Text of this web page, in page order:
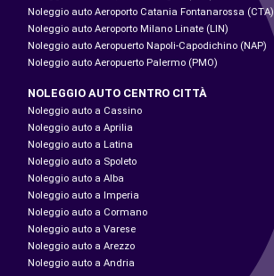
Noleggio auto Aeroporto Catania Fontanarossa (CTA)
Noleggio auto Aeroporto Milano Linate (LIN)
Noleggio auto Aeropuerto Napoli-Capodichino (NAP)
Noleggio auto Aeropuerto Palermo (PMO)
NOLEGGIO AUTO CENTRO CITTÀ
Noleggio auto a Cassino
Noleggio auto a Aprilia
Noleggio auto a Latina
Noleggio auto a Spoleto
Noleggio auto a Alba
Noleggio auto a Imperia
Noleggio auto a Cormano
Noleggio auto a Varese
Noleggio auto a Arezzo
Noleggio auto a Andria